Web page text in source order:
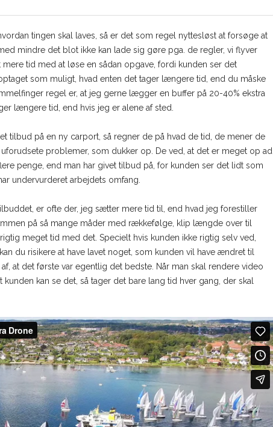
tingen skal laves, så er det som regel nyttesløst at forsøge at
mindre det blot ikke kan lade sig gøre pga. de regler, vi flyver
tid med at løse en sådan opgave, fordi kunden ser det
som muligt, hvad enten det tager længere tid, end du måske
regel er, at jeg gerne lægger en buffer på 20-40% ekstra
længere tid, end hvis jeg er alene af sted.
tilbud på en ny carport, så regner de på hvad de tid, de mener de
problemer, som dukker op. De ved, at det er meget op ad
penge, end man har givet tilbud på, for kunden ser det lidt som
undervurderet arbejdets omfang.
er ofte der, jeg sætter mere tid til, end hvad jeg forestiller
på så mange måder med rækkefølge, klip længde over til
meget tid med det. Specielt hvis kunden ikke rigtig selv ved,
du risikere at have lavet noget, som kunden vil have ændret til
at det første var egentlig det bedste. Når man skal rendere video
kan se det, så tager det bare lang tid hver gang, der skal